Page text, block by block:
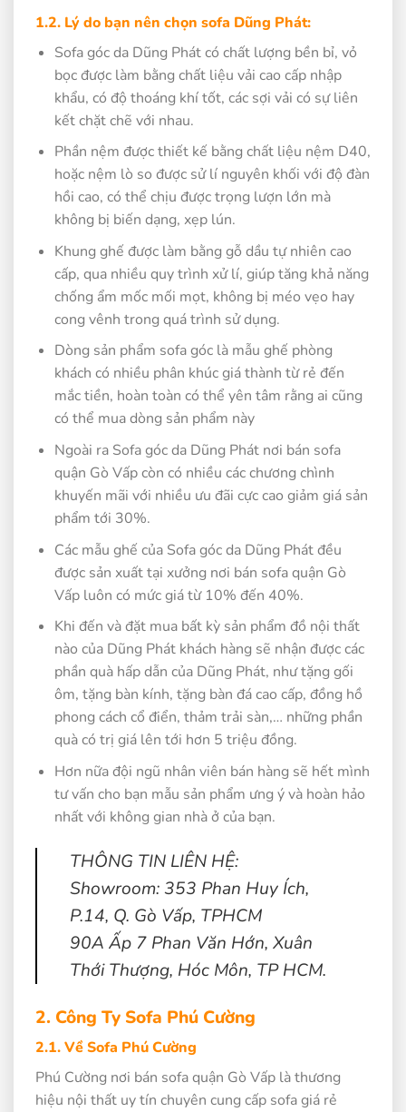
1.2. Lý do bạn nên chọn sofa Dũng Phát:
Sofa góc da Dũng Phát có chất lượng bền bỉ, vỏ
bọc được làm bằng chất liệu vải cao cấp nhập
khẩu, có độ thoáng khí tốt, các sợi vải có sự liên
kết chặt chẽ với nhau.
Phần nệm được thiết kế bằng chất liệu nệm D40,
hoặc nệm lò so được sử lí nguyên khối với độ đàn
hồi cao, có thể chịu được trọng lượn lớn mà
không bị biến dạng, xẹp lún.
Khung ghế được làm bằng gỗ dầu tự nhiên cao
cấp, qua nhiều quy trình xử lí, giúp tăng khả năng
chống ẩm mốc mối mọt, không bị méo vẹo hay
cong vênh trong quá trình sử dụng.
Dòng sản phẩm sofa góc là mẫu ghế phòng
khách có nhiều phân khúc giá thành từ rẻ đến
mắc tiền, hoàn toàn có thể yên tâm rằng ai cũng
có thể mua dòng sản phẩm này
Ngoài ra Sofa góc da Dũng Phát nơi bán sofa
quận Gò Vấp còn có nhiều các chương chình
khuyến mãi với nhiều ưu đãi cực cao giảm giá sản
phẩm tới 30%.
Các mẫu ghế của Sofa góc da Dũng Phát đều
được sản xuất tại xưởng nơi bán sofa quận Gò
Vấp luôn có mức giá từ 10% đến 40%.
Khi đến và đặt mua bất kỳ sản phẩm đồ nội thất
nào của Dũng Phát khách hàng sẽ nhận được các
phần quà hấp dẫn của Dũng Phát, như tặng gối
ôm, tặng bàn kính, tặng bàn đá cao cấp, đồng hồ
phong cách cổ điển, thảm trải sàn,… những phần
quà có trị giá lên tới hơn 5 triệu đồng.
Hơn nữa đội ngũ nhân viên bán hàng sẽ hết mình
tư vấn cho bạn mẫu sản phẩm ưng ý và hoàn hảo
nhất với không gian nhà ở của bạn.
THÔNG TIN LIÊN HỆ:
Showroom: 353 Phan Huy Ích,
P.14, Q. Gò Vấp, TPHCM
90A Ấp 7 Phan Văn Hớn, Xuân
Thới Thượng, Hóc Môn, TP HCM.
2. Công Ty Sofa Phú Cường
2.1. Về Sofa Phú Cường
Phú Cường nơi bán sofa quận Gò Vấp là thương
hiệu nội thất uy tín chuyên cung cấp sofa giá rẻ